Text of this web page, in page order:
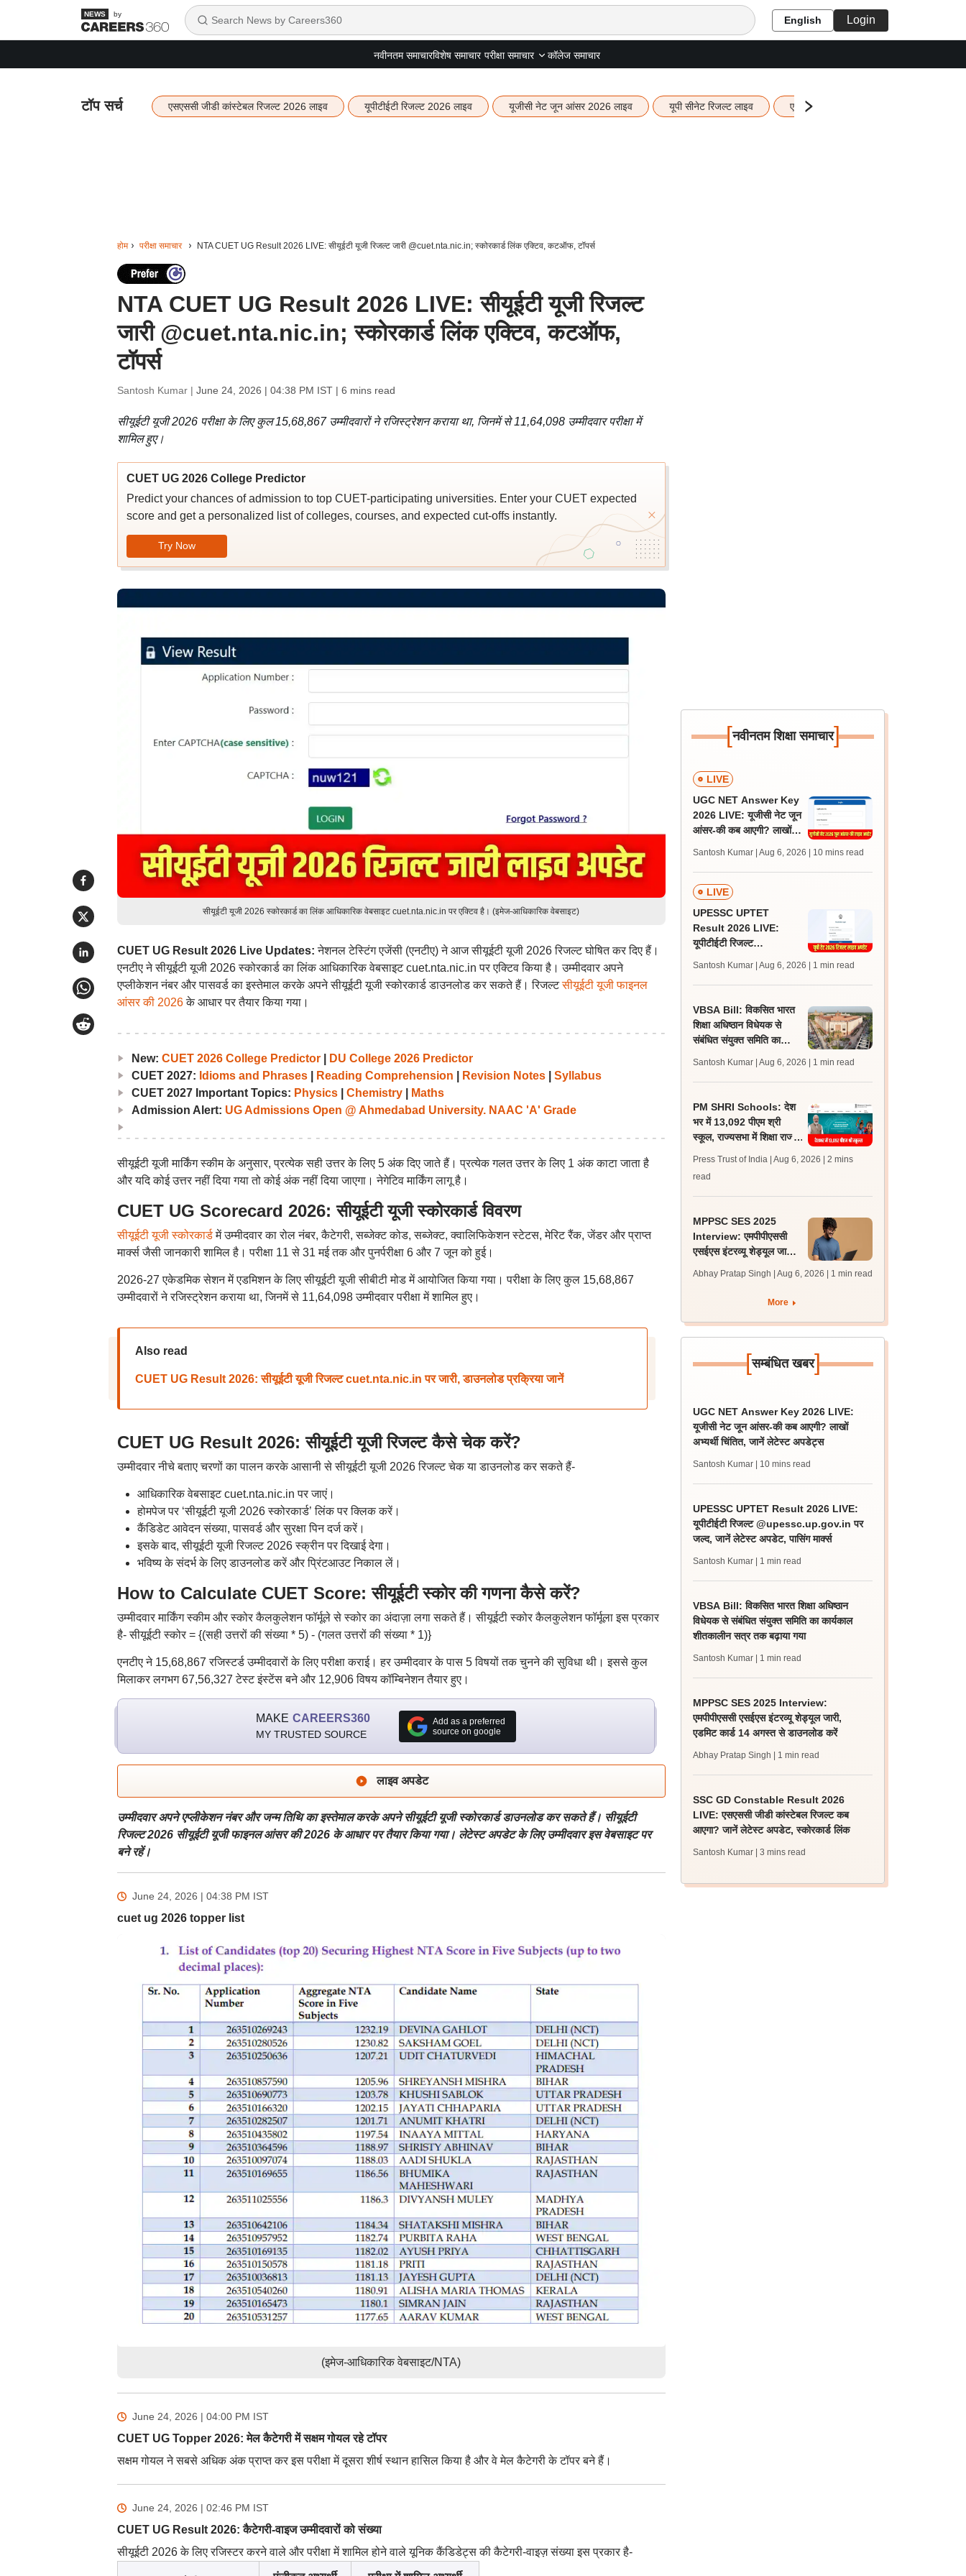
by English Login
नवीनतम समाचारविशेष समाचार परीक्षा समाचार कॉलेज समाचार
टॉप सर्च एसएससी जीडी कांस्टेबल रिजल्ट 2026 लाइव यूपीटीईटी रिजल्ट 2026 लाइव यूजीसी नेट जून आंसर 2026 लाइव यूपी सीनेट रिजल्ट लाइव एचबीएसई 12वीं का रिजल्ट लाइव
होम परीक्षा समाचार NTA CUET UG Result 2026 LIVE: सीयूईटी यूजी रिजल्ट जारी @cuet.nta.nic.in; स्कोरकार्ड लिंक एक्टिव, कटऑफ, टॉपर्स
NTA CUET UG Result 2026 LIVE: सीयूईटी यूजी रिजल्ट
जारी @cuet.nta.nic.in; स्कोरकार्ड लिंक एक्टिव, कटऑफ,
टॉपर्स
Santosh Kumar | June 24, 2026 | 04:38 PM IST| 6 mins read
सीयूईटी यूजी 2026 परीक्षा के लिए कुल 15,68,867 उम्मीदवारों ने रजिस्ट्रेशन कराया था, जिनमें से 11,64,098 उम्मीदवार परीक्षा में
शामिल हुए।
CUET UG 2026 College Predictor
Predict your chances of admission to top CUET-participating universities. Enter your CUET expected
score and get a personalized list of colleges, courses, and expected cut-offs instantly.
Try Now
सीयूईटी यूजी 2026 स्कोरकार्ड का लिंक आधिकारिक वेबसाइट cuet.nta.nic.in पर एक्टिव है। (इमेज-आधिकारिक वेबसाइट)
CUET UG Result 2026 Live Updates: नेशनल टेस्टिंग एजेंसी (एनटीए) ने आज सीयूईटी यूजी 2026 रिजल्ट घोषित कर दिए हैं।
एनटीए ने सीयूईटी यूजी 2026 स्कोरकार्ड का लिंक आधिकारिक वेबसाइट cuet.nta.nic.in पर एक्टिव किया है। उम्मीदवार अपने
एप्लीकेशन नंबर और पासवर्ड का इस्तेमाल करके अपने सीयूईटी यूजी स्कोरकार्ड डाउनलोड कर सकते हैं। रिजल्टसीयूईटी यूजी फाइनल
आंसर की 2026के आधार पर तैयार किया गया।
New: CUET 2026 College Predictor|
DU College 2026 Predictor
CUET 2027: Idioms and Phrases| Reading Comprehension Revision Notes| Syllabus
CUET 2027 Important Topics: Physics| Chemistry|
Maths
Admission Alert: UG Admissions Open @ Ahmedabad University. NAAC 'A' Grade
सीयूईटी यूजी मार्किंग स्कीम के अनुसार, प्रत्येक सही उत्तर के लिए 5 अंक दिए जाते हैं। प्रत्येक गलत उत्तर के लिए 1 अंक काटा जाता है
और यदि कोई उत्तर नहीं दिया गया तो कोई अंक नहीं दिया जाएगा। नेगेटिव मार्किंग लागू है।
CUET UG Scorecard 2026: सीयूईटी यूजी स्कोरकार्ड विवरण
सीयूईटी यूजी स्कोरकार्डमें उम्मीदवार का रोल नंबर, कैटेगरी, सब्जेक्ट कोड, सब्जेक्ट, क्वालिफिकेशन स्टेटस, मेरिट रैंक, जेंडर और प्राप्त
मार्क्स जैसी जानकारी शामिल है। परीक्षा 11 से 31 मई तक और पुनर्परीक्षा 6 और 7 जून को हुई।
2026-27 एकेडमिक सेशन में एडमिशन के लिए सीयूईटी यूजी सीबीटी मोड में आयोजित किया गया। परीक्षा के लिए कुल 15,68,867
उम्मीदवारों ने रजिस्ट्रेशन कराया था, जिनमें से 11,64,098 उम्मीदवार परीक्षा में शामिल हुए।
Also read
CUET UG Result 2026: सीयूईटी यूजी रिजल्ट cuet.nta.nic.in पर जारी, डाउनलोड प्रक्रिया जानें
CUET UG Result 2026: सीयूईटी यूजी रिजल्ट कैसे चेक करें?
उम्मीदवार नीचे बताए चरणों का पालन करके आसानी से सीयूईटी यूजी 2026 रिजल्ट चेक या डाउनलोड कर सकते हैं-
आधिकारिक वेबसाइट cuet.nta.nic.in पर जाएं।
होमपेज पर ‘सीयूईटी यूजी 2026 स्कोरकार्ड’ लिंक पर क्लिक करें।
कैंडिडेट आवेदन संख्या, पासवर्ड और सुरक्षा पिन दर्ज करें।
इसके बाद, सीयूईटी यूजी रिजल्ट 2026 स्क्रीन पर दिखाई देगा।
भविष्य के संदर्भ के लिए डाउनलोड करें और प्रिंटआउट निकाल लें।
How to Calculate CUET Score: सीयूईटी स्कोर की गणना कैसे करें?
उम्मीदवार मार्किंग स्कीम और स्कोर कैलकुलेशन फॉर्मूले से स्कोर का अंदाज़ा लगा सकते हैं। सीयूईटी स्कोर कैलकुलेशन फॉर्मूला इस प्रकार
है- सीयूईटी स्कोर = {(सही उत्तरों की संख्या * 5) - (गलत उत्तरों की संख्या * 1)}
एनटीए ने 15,68,867 रजिस्टर्ड उम्मीदवारों के लिए परीक्षा कराई। हर उम्मीदवार के पास 5 विषयों तक चुनने की सुविधा थी। इससे कुल
मिलाकर लगभग 67,56,327 टेस्ट इंस्टेंस बने और 12,906 विषय कॉम्बिनेशन तैयार हुए।
MAKE CAREERS360
MY TRUSTED SOURCE
Add as a preferred
source on google
लाइव अपडेट
उम्मीदवार अपने एप्लीकेशन नंबर और जन्म तिथि का इस्तेमाल करके अपने सीयूईटी यूजी स्कोरकार्ड डाउनलोड कर सकते हैं। सीयूईटी
रिजल्ट 2026 सीयूईटी यूजी फाइनल आंसर की 2026 के आधार पर तैयार किया गया। लेटेस्ट अपडेट के लिए उम्मीदवार इस वेबसाइट पर
बने रहें।
June 24, 2026 | 04:38 PM IST
cuet ug 2026 topper list
(इमेज-आधिकारिक वेबसाइट/NTA)
June 24, 2026 | 04:00 PM IST
CUET UG Topper 2026: मेल कैटेगरी में सक्षम गोयल रहे टॉपर
सक्षम गोयल ने सबसे अधिक अंक प्राप्त कर इस परीक्षा में दूसरा शीर्ष स्थान हासिल किया है और वे मेल कैटेगरी के टॉपर बने हैं।
June 24, 2026 | 02:46 PM IST
CUET UG Result 2026: कैटेगरी-वाइज उम्मीदवारों को संख्या
सीयूईटी 2026 के लिए रजिस्टर करने वाले और परीक्षा में शामिल होने वाले यूनिक कैंडिडेट्स की कैटेगरी-वाइज़ संख्या इस प्रकार है-
[नवीनतम शिक्षा समाचार]
LIVE
UGC NET Answer Key
2026 LIVE: यूजीसी नेट जून
आंसर-की कब आएगी? लाखों
Santosh Kumar | Aug 6, 2026 | 10 mins read
LIVE
UPESSC UPTET
Result 2026 LIVE:
यूपीटीईटी रिजल्ट
जल्द, जानें लेटेस्ट अपडेट,
पासिंग मार्क्स
Santosh Kumar | Aug 6, 2026 | 1 min read
VBSA Bill: विकसित भारत
शिक्षा अधिष्ठान विधेयक से
संबंधित संयुक्त समिति का
Santosh Kumar | Aug 6, 2026 | 1 min read
PM SHRI Schools: देश
भर में 13,092 पीएम श्री
स्कूल, राज्यसभा में शिक्षा राज्य
Press Trust of India | Aug 6, 2026
| 2 mins
read
MPPSC SES 2025
Interview: एमपीपीएससी
एसईएस इंटरव्यू शेड्यूल जारी,
डाउनलोड करें
Abhay Pratap Singh | Aug 6, 2026 | 1 min read
More
[सम्बंधित खबर]
UGC NET Answer Key 2026 LIVE:
यूजीसी नेट जून आंसर-की कब आएगी? लाखों
अभ्यर्थी चिंतित, जानें लेटेस्ट अपडेट्स
Santosh Kumar | 10 mins read
UPESSC UPTET Result 2026 LIVE:
यूपीटीईटी रिजल्ट @upessc.up.gov.in पर
जल्द, जानें लेटेस्ट अपडेट, पासिंग मार्क्स
Santosh Kumar | 1 min read
VBSA Bill: विकसित भारत शिक्षा अधिष्ठान
विधेयक से संबंधित संयुक्त समिति का कार्यकाल
शीतकालीन सत्र तक बढ़ाया गया
Santosh Kumar | 1 min read
MPPSC SES 2025 Interview:
एमपीपीएससी एसईएस इंटरव्यू शेड्यूल जारी,
एडमिट कार्ड 14 अगस्त से डाउनलोड करें
Abhay Pratap Singh | 1 min read
SSC GD Constable Result 2026
LIVE: एसएससी जीडी कांस्टेबल रिजल्ट कब
आएगा? जानें लेटेस्ट अपडेट, स्कोरकार्ड लिंक
Santosh Kumar | 3 mins read